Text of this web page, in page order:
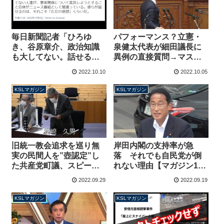
毎日新聞記者「ひろゆ
き、谷原章介、政治知識
も大してない。話せるの
はただの感想くらいだ」
傲慢投稿で炎上した理由
【マガジン191号】
2022.10.10
パフォーマンス？立憲・
泉健太代表が細田議長に
異例の直接質問→マスコ
ミに内容を事前リーク、
速報記事にしてもらう
【マガジン190号】
2022.10.05
KSLマガジン
旧統一教会追求を巡り無
実の民間人を”壺認定”し
た共産党町議、スピード
辞職の真相【189号】
2022.09.29
KSLマガジン
岸田内閣の支持率が急
落 それでも自民党が倒
れない理由【マガジン188
2022.09.19
KSLマガジン KSLマガジン